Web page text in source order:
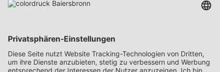
Karriere
News
Beschaffung